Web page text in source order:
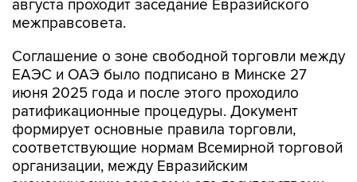
Соглашение о зоне свободной торговли между
июня 2025 года и после этого проходило
ратификационные процедуры. Документ
формирует основные правила торговли,
соответствующие нормам Всемирной торговой
организации, между Евразийским
экономическим союзом и его государствами-
членами, с одной стороны, и ОАЭ, с другой